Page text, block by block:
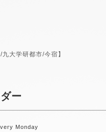
大学研都市/今宿】
ー
Monday